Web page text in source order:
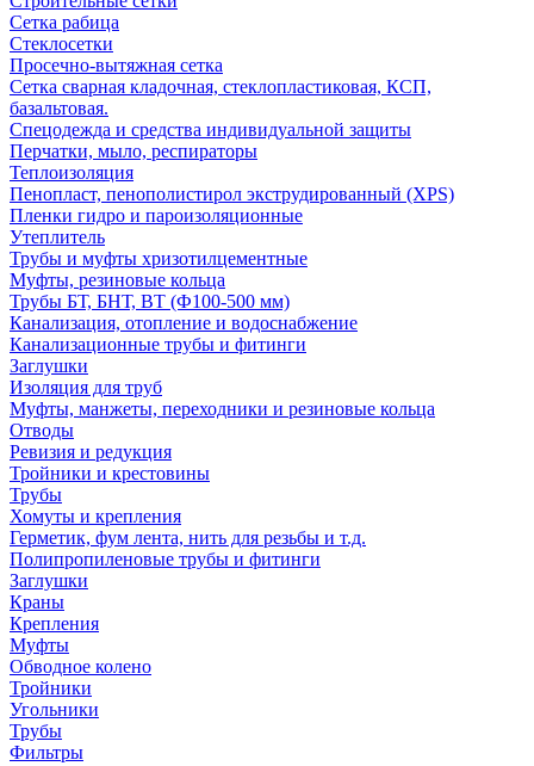
Сетка рабица
Стеклосетки
Просечно-вытяжная сетка
Сетка сварная кладочная, стеклопластиковая, КСП,
базальтовая.
Спецодежда и средства индивидуальной защиты
Перчатки, мыло, респираторы
Теплоизоляция
Пенопласт, пенополистирол экструдированный (XPS)
Пленки гидро и пароизоляционные
Утеплитель
Трубы и муфты хризотилцементные
Муфты, резиновые кольца
Трубы БТ, БНТ, ВТ (Ф100-500 мм)
Канализация, отопление и водоснабжение
Канализационные трубы и фитинги
Заглушки
Изоляция для труб
Муфты, манжеты, переходники и резиновые кольца
Отводы
Ревизия и редукция
Тройники и крестовины
Трубы
Хомуты и крепления
Герметик, фум лента, нить для резьбы и т.д.
Полипропиленовые трубы и фитинги
Заглушки
Краны
Крепления
Муфты
Обводное колено
Тройники
Угольники
Трубы
Фильтры